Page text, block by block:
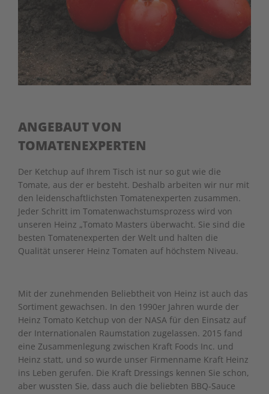
ANGEBAUT VON
TOMATENEXPERTEN
Der Ketchup auf Ihrem Tisch ist nur so gut wie die
Tomate, aus der er besteht. Deshalb arbeiten wir nur mit
den leidenschaftlichsten Tomatenexperten zusammen.
Jeder Schritt im Tomatenwachstumsprozess wird von
unseren Heinz „Tomato Masters überwacht. Sie sind die
besten Tomatenexperten der Welt und halten die
Qualität unserer Heinz Tomaten auf höchstem Niveau.
Mit der zunehmenden Beliebtheit von Heinz ist auch das
Sortiment gewachsen. In den 1990er Jahren wurde der
Heinz Tomato Ketchup von der NASA für den Einsatz auf
der Internationalen Raumstation zugelassen. 2015 fand
eine Zusammenlegung zwischen Kraft Foods Inc. und
Heinz statt, und so wurde unser Firmenname Kraft Heinz
ins Leben gerufen. Die Kraft Dressings kennen Sie schon,
aber wussten Sie, dass auch die beliebten BBQ-Sauce